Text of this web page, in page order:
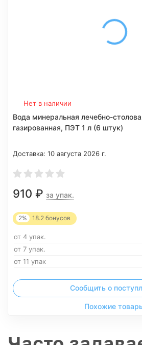
Нет в наличии
Вода минеральная лечебно-
газированная, ПЭТ 1 л (6 штук)
Доставка: 10 августа 2026 г.
910 ₽ за упак.
2% 18.2 бонусов
от 4 упак.
от 7 упак.
от 11 упак
Сообщить о
Похожие